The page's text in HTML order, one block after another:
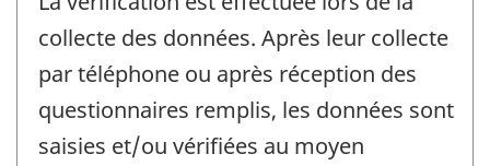
collecte des données. Après leur collecte
par téléphone ou après réception des
questionnaires remplis, les données sont
saisies et/ou vérifiées au moyen